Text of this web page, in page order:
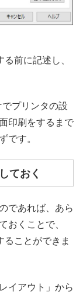
前に記述し、
プリンタの設
印刷をするまで
す。
ておく
であれば、あら
くことで、
ことができま
イアウト」から